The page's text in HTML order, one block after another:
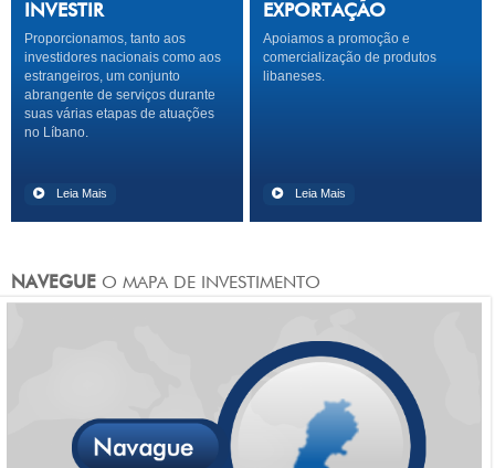
INVESTIR
Proporcionamos, tanto aos
investidores nacionais como aos
estrangeiros, um conjunto
abrangente de serviços durante
suas várias etapas de atuações
no Líbano.
EXPORTAÇÃO
Apoiamos a promoção e
comercialização de produtos
libaneses.